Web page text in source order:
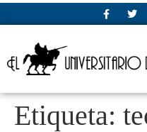
Etiqueta: